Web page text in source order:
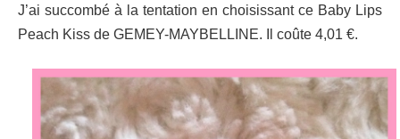
J’ai succombé à la tentation en choisissant ce Baby Lips
Peach Kiss de GEMEY-MAYBELLINE. Il coûte 4,01 €.